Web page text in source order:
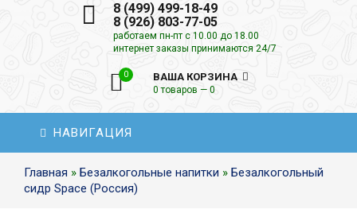
8 (499) 499-18-49
8 (926) 803-77-05
работаем пн-пт с 10.00 до 18.00
интернет заказы принимаются 24/7
0 ВАША КОРЗИНА
0 товаров — 0
НАВИГАЦИЯ
Главная » Безалкогольные напитки » Безалкогольный
сидр Space (Россия)